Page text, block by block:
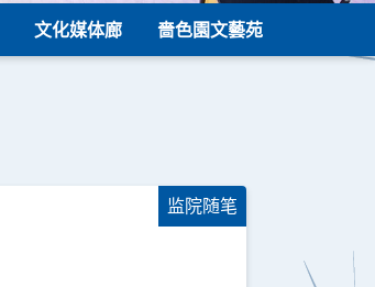
文化媒体廊 嗇色園文藝苑
监院随笔